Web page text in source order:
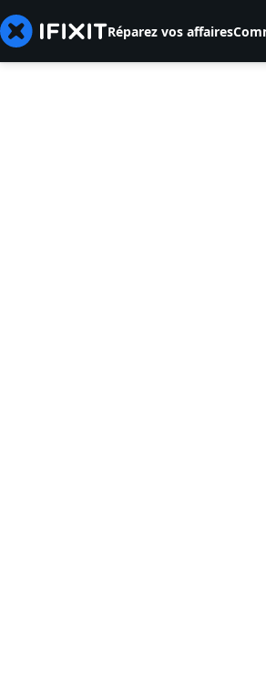
Réparez vos affaires